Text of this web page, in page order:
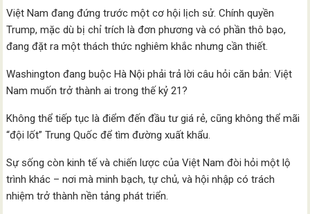
Việt Nam đang đứng trước một cơ hội lịch sử. Chính quyền
Trump, mặc dù bị chỉ trích là đơn phương và có phần thô bạo,
đang đặt ra một thách thức nghiêm khắc nhưng cần thiết.
Washington đang buộc Hà Nội phải trả lời câu hỏi căn bản: Việt
Nam muốn trở thành ai trong thế kỷ 21?
Không thể tiếp tục là điểm đến đầu tư giá rẻ, cũng không thể mãi
“đội lốt” Trung Quốc để tìm đường xuất khẩu.
Sự sống còn kinh tế và chiến lược của Việt Nam đòi hỏi một lộ
trình khác – nơi mà minh bạch, tự chủ, và hội nhập có trách
nhiệm trở thành nền tảng phát triển.